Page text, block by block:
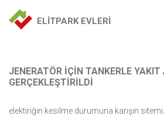
ELİTPARK EVLERİ
JENERATÖR İÇİN TANKERLE YAKIT
GERÇEKLEŞTİRİLDİ
elektiriğin kesilme durumuna karışın